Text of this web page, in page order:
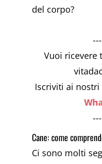
del corpo?
Vuoi ricevere
Iscriviti ai
Cane: come
Ci sono molti